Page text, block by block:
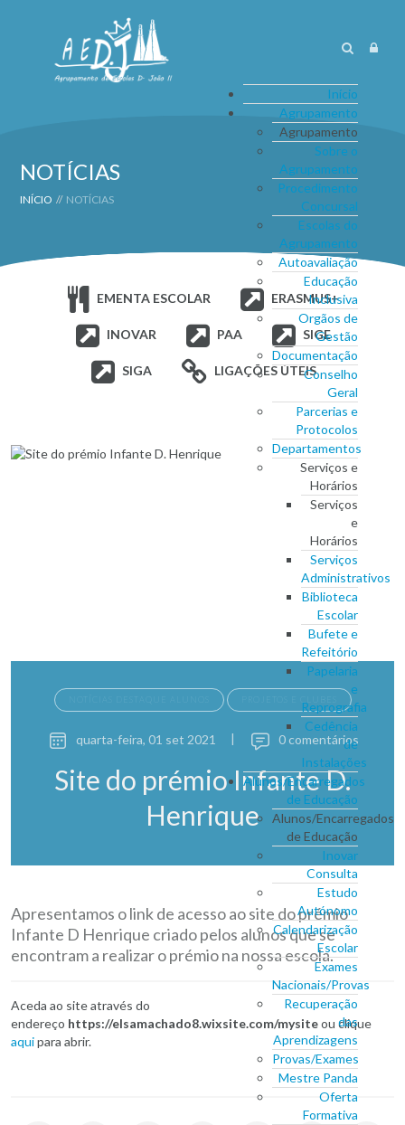
Início
Agrupamento
Agrupamento
Sobre o
Agrupamento
Procedimento
Concursal
Escolas do
Agrupamento
Autoavaliação
Educação
Inclusiva
Orgãos de
Gestão
Documentação
Conselho
Geral
Parcerias e
Protocolos
Departamentos
Serviços e
Horários
Serviços
e
Horários
Serviços
Administrativos
Biblioteca
Escolar
Bufete e
Refeitório
Papelaria
e
Reprografia
Cedência
de
Instalações
Alunos/Encarregados
de Educação
Alunos/Encarregados
de Educação
Inovar
Consulta
Estudo
Autónomo
Calendarização
Escolar
Exames
Nacionais/Provas
Recuperação
das
Aprendizagens
Provas/Exames
Mestre Panda
Oferta
Formativa
NOTÍCIAS
INÍCIO // NOTÍCIAS
EMENTA ESCOLAR ERASMUS+
INOVAR PAA SIGE
SIGA LIGAÇÕES ÚTEIS
PROJETOS E CLUBES
quarta-feira, 01 set 2021 | 0 comentários
Site do prémio Infante D.
Henrique
Apresentamos o link de acesso ao site do prémio
Infante D Henrique criado pelos alunos que se
encontram a realizar o prémio na nossa escola.
Aceda ao site através do
endereço https://elsamachado8.wixsite.com/mysiteou clique
aquipara abrir.